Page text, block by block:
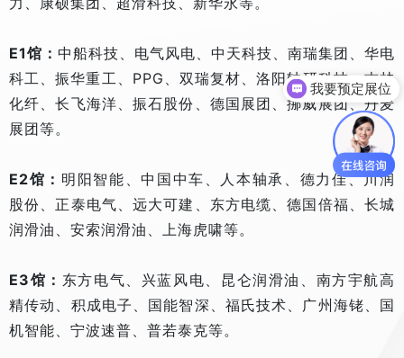
E1馆： 中船科技、电气风电、中天科技、南瑞集团、华电
科工、振华重工、PPG、双瑞复材、洛阳轴研科技、吉林
化纤、长飞海洋、振石股份、德国展团、挪威展团、丹麦
展团等。
E2馆： 明阳智能、中国中车、人本轴承、德力佳、川润
股份、正泰电气、远大可建、东方电缆、德国倍福、长城
润滑油、安索润滑油、上海虎啸等。
E3馆： 东方电气、兴蓝风电、昆仑润滑油、南方宇航高
精传动、积成电子、国能智深、福氏技术、广州海铑、国
机智能、宁波速普、普若泰克等。
我要预定展位